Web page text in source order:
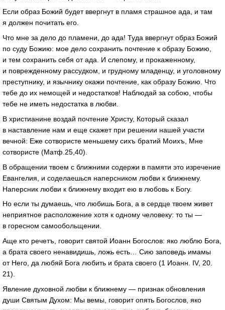
Если образ Божий будет ввергнут в пламя страшное ада, и там
я должен почитать его.
Что мне за дело до пламени, до ада! Туда ввергнут образ Божий
по суду Божию: мое дело сохранить почтение к образу Божию,
и тем сохранить себя от ада. И слепому, и прокаженному,
и поврежденному рассудком, и грудному младенцу, и уголовному
преступнику, и язычнику окажи почтение, как образу Божию. Что
тебе до их немощей и недостатков! Наблюдай за собою, чтобы
тебе не иметь недостатка в любви.
В христианине воздай почтение Христу, Который сказал
в наставление нам и еще скажет при решении нашей участи
вечной: Еже сотвористе меньшему сихъ братий Моихъ, Мне
сотвористе (Матф.25,40).
В обращении твоем с ближними содержи в памяти это изречение
Евангелия, и соделаешься наперсником любви к ближнему.
Наперсник любви к ближнему входит ею в любовь к Богу.
Но если ты думаешь, что любишь Бога, а в сердце твоем живет
неприятное расположение хотя к одному человеку: то ты —
в горесном самообольщении.
Аще кто речетъ, говорит святой Иоанн Богослов: яко люблю Бога,
а брата своего ненавидишь, ложь есть… Сию заповедь имамы
от Него, да любяй Бога любить и брата своего (1 Иоанн. IV, 20.
21).
Явление духовной любви к ближнему — признак обновления
души Святым Духом: Мы вемы, говорит опять Богослов, яко